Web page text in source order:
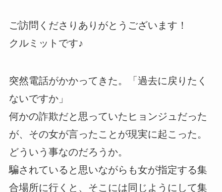
ご訪問くださりありがとうございます！
クルミットです♪
突然電話がかかってきた。「過去に戻りたく
ないですか」
何かの詐欺だと思っていたヒョンジュだった
が、その女が言ったことが現実に起こった。
どういう事なのだろうか。
騙されていると思いながらも女が指定する集
合場所に行くと、そこには同じようにして集